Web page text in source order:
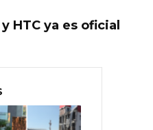
HTC ya es oficial